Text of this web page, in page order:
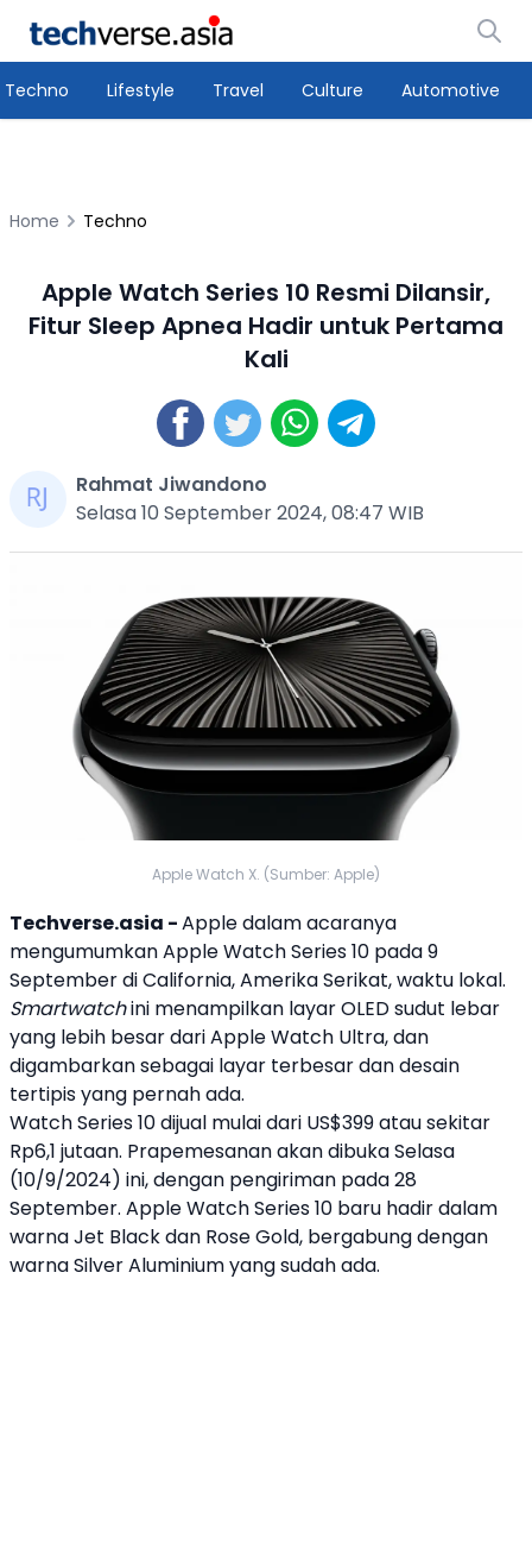
Techno Lifestyle Travel Culture Automotive
Home Techno
Apple Watch Series 10 Resmi Dilansir,
Fitur Sleep Apnea Hadir untuk Pertama
Kali
Rahmat Jiwandono
Selasa 10 September 2024, 08:47 WIB
Apple Watch X. (Sumber: Apple)
Techverse.asia -Appledalam acaranya
mengumumkanAppleWatch Series 10 pada 9
September di California, Amerika Serikat, waktu lokal.
Smartwatchini menampilkan layar OLED sudut lebar
yang lebih besar dariAppleWatch Ultra, dan
digambarkan sebagai layar terbesar dan desain
tertipis yang pernah ada.
Watch Series 10dijual mulai dari US$399 atau sekitar
Rp6,1 jutaan. Prapemesanan akan dibuka Selasa
(10/9/2024) ini, dengan pengiriman pada 28
September. ‌ AppleWatch Series 10 ‌ baru hadir dalam
warna Jet Black dan Rose Gold, bergabung dengan
warna Silver Aluminium yang sudah ada.